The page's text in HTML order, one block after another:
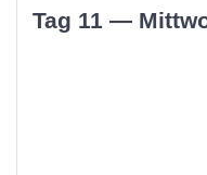
Tag 11 —